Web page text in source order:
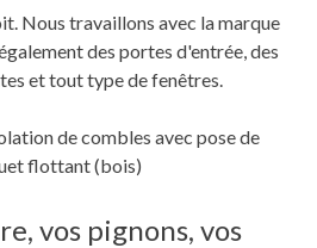
Nous travaillons avec la marque
des portes d'entrée, des
et tout type de fenêtres.
de combles avec pose de
flottant (bois)
vos pignons, vos